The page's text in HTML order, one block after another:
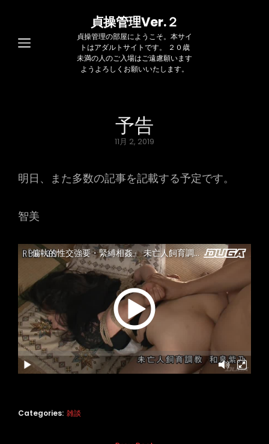
貞操管理Ver.２
貞操管理の部屋にようこそ。本サイ
トはアダルトサイトです。 ２０歳
未満の人のご入場はご遠慮願います
ようよろしくお願いいたします。
予告
Posted
11月 2, 2019
明日、また多数の記事を記載する予定です。
智美
Categories: 雑談